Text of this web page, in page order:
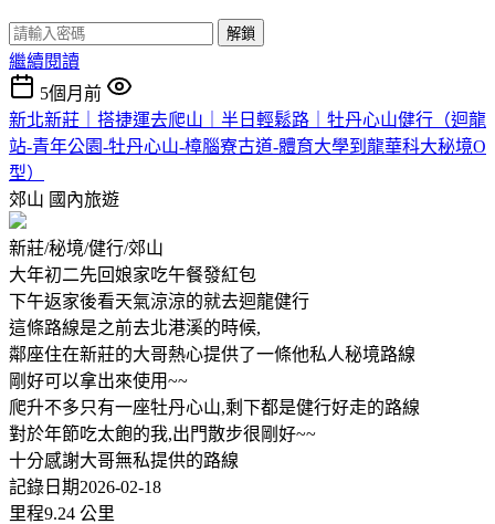
解鎖
繼續閱讀
5個月前
新北新莊｜搭捷運去爬山｜半日輕鬆路｜牡丹心山健行（迴龍
站-青年公園-牡丹心山-樟腦寮古道-體育大學到龍華科大秘境O
型）
郊山 國內旅遊
新莊/秘境/健行/郊山
大年初二先回娘家吃午餐發紅包
下午返家後看天氣涼涼的就去迴龍健行
這條路線是之前去北港溪的時候,
鄰座住在新莊的大哥熱心提供了一條他私人秘境路線
剛好可以拿出來使用~~
爬升不多只有一座牡丹心山,剩下都是健行好走的路線
對於年節吃太飽的我,出門散步很剛好~~
十分感謝大哥無私提供的路線
記錄日期2026-02-18
里程9.24 公里